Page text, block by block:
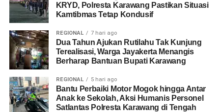
KRYD, Polresta Karawang Pastikan Situasi
Kamtibmas Tetap Kondusif
REGIONAL 7 hari ago
Dua Tahun Ajukan Rutilahu Tak Kunjung
Terealisasi, Warga Jayakerta Menangis
Berharap Bantuan Bupati Karawang
REGIONAL 5 hari ago
Bantu Perbaiki Motor Mogok hingga Antar
Anak ke Sekolah, Aksi Humanis Personel
Satlantas Polresta Karawang di Tengah